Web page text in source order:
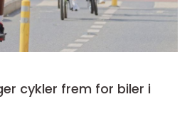
cykler frem for biler i